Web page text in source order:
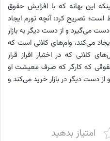
این بهانه که با افزایش حقوق
است؛ تصریح کرد: آنچه تورم ایجاد
می‌گیرد و از دست دیگر به بازار
می‌کند، وام‌های کلانی است که
کلانی که در اختیار افراز قرار
که کارگر که صرف معیشت او
دست دیگر در بازار خرید می‌کند و
امتیاز بدهید